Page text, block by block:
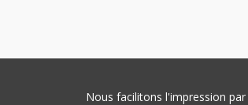
Nous facilitons l'impression